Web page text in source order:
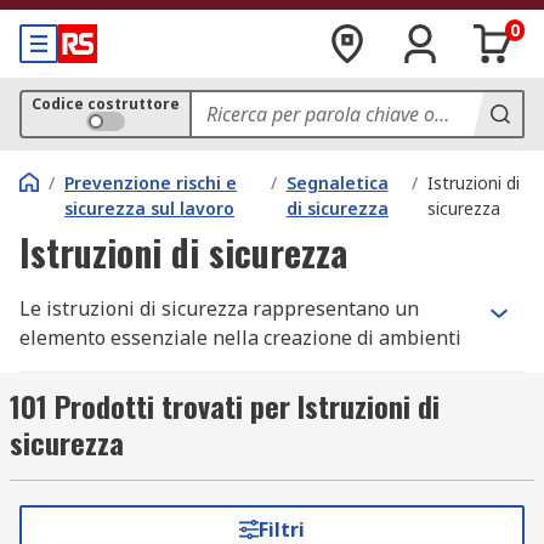
0
Codice costruttore
/ Prevenzione rischi e
sicurezza sul lavoro
/ Segnaletica
di sicurezza
/ Istruzioni di
sicurezza
Istruzioni di sicurezza
Le istruzioni di sicurezza rappresentano un
elemento essenziale nella creazione di ambienti
consapevolezza sulla sicurezza.
Queste istruzioni forniscono informazioni
dettagliate su come adottare comportamenti
sicuri sul luogo di lavoro, come gestire situazioni
potenzialmente pericolose e come utilizzare
101 Prodotti trovati per Istruzioni di
sicurezza
Filtri